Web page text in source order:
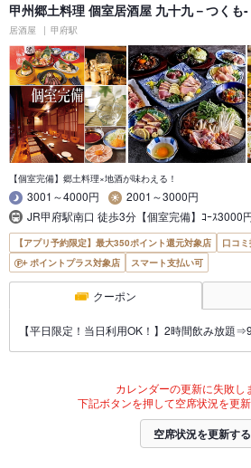
甲州郷土料理 個室居酒屋 九十九－つくも
居酒屋 甲府駅
【個室完備】郷土料理×地酒が味わえる！
3001～4000円
2001～3000円
JR甲府駅南口 徒歩3分【個室完備】ｺｰｽ3000
【アプリ予約限定】最大350ポイント還元対象店
口コ
ポイントプラス対象店
スマート支払い可
クーポン
【平日限定！当日利用OK！】2時間飲み放題
カレンダーの更新に失敗し
下記ボタンを押して空席状況を更新
空席状況を更新する